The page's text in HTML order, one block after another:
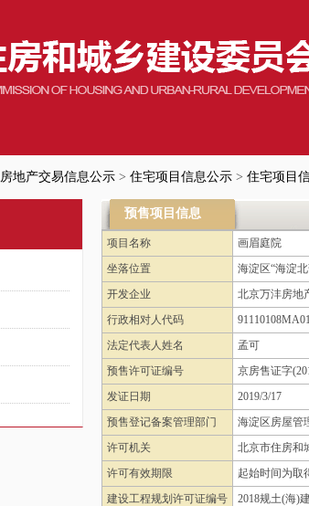
房地产交易信息公示 > 住宅项目信息公示 > 住宅项目
预售项目信息
项目名称
画眉庭院
坐落位置
海淀区“海淀
开发企业
北京万沣房地
行政相对人代码
法定代表人姓名
孟可
预售许可证编号
京房售证字
发证日期
2019/3/17
预售登记备案管理部门
海淀区房屋管
许可机关
北京市住房和
许可有效期限
起始时间为取
建设工程规划许可证编号
2018规土(海)